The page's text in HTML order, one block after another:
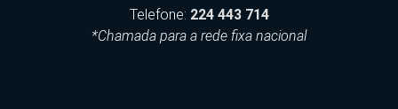
Telefone: 224 443 714
*Chamada para a rede fixa nacional